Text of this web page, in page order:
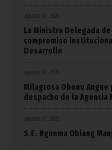
agosto 07, 2026
La Ministra Delegada
compromiso
Desarrollo
agosto 07, 2026
Milagrosa Obono
despacho de la
agosto 07, 2026
S.E. Nguema Obiang